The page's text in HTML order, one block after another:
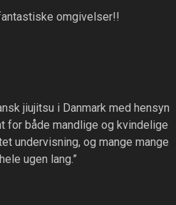
omgivelser!!
jiujitsu i Danmark med hensyn
for både mandlige og kvindelige
undervisning, og mange mange
ugen lang.”